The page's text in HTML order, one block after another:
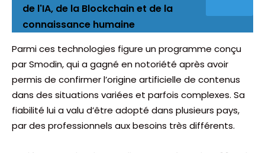
de l'IA, de la Blockchain et de la
connaissance humaine
Parmi ces technologies figure un programme conçu
par Smodin, qui a gagné en notoriété après avoir
permis de confirmer l’origine artificielle de contenus
dans des situations variées et parfois complexes. Sa
fiabilité lui a valu d’être adopté dans plusieurs pays,
par des professionnels aux besoins très différents.